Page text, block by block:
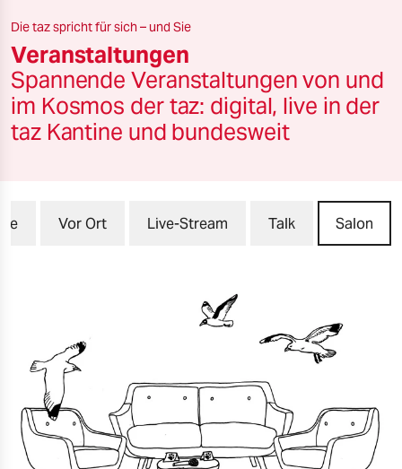
nord
wahrheit
verlag
shop
genossenschaft
epaper login
Die taz spricht für sich – und Sie
Veranstaltungen
Spannende Veranstaltungen von und
im Kosmos der taz: digital, live in der
taz Kantine und bundesweit
Vor Ort Live-Stream Talk Salon